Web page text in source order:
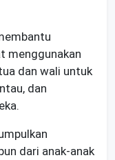
menggunakan
dan wali untuk
dan
dari anak-anak